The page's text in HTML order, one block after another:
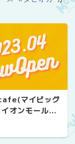
マイピッグ
オンモール札
カフェ/札幌市